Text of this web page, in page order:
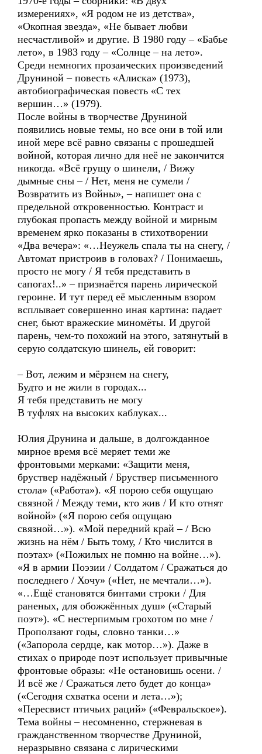
измерениях», «Я родом не из детства»,
«Окопная звезда», «Не бывает любви
несчастливой» и другие. В 1980 году – «Бабье
лето», в 1983 году – «Солнце – на лето».
Среди немногих прозаических произведений
Друниной – повесть «Алиска» (1973),
автобиографическая повесть «С тех
вершин…» (1979).
После войны в творчестве Друниной
появились новые темы, но все они в той или
иной мере всё равно связаны с прошедшей
войной, которая лично для неё не закончится
никогда. «Всё грущу о шинели, / Вижу
дымные сны – / Нет, меня не сумели /
Возвратить из Войны», – напишет она с
предельной откровенностью. Контраст и
глубокая пропасть между войной и мирным
временем ярко показаны в стихотворении
«Два вечера»: «…Неужель спала ты на снегу, /
Автомат пристроив в головах? / Понимаешь,
просто не могу / Я тебя представить в
сапогах!..» – признаётся парень лирической
героине. И тут перед её мысленным взором
всплывает совершенно иная картина: падает
снег, бьют вражеские миномёты. И другой
парень, чем-то похожий на этого, затянутый в
серую солдатскую шинель, ей говорит:
– Вот, лежим и мёрзнем на снегу,
Будто и не жили в городах...
Я тебя представить не могу
В туфлях на высоких каблуках...
Юлия Друнина и дальше, в долгожданное
мирное время всё меряет теми же
фронтовыми мерками: «Защити меня,
бруствер надёжный / Бруствер письменного
стола» («Работа»). «Я порою себя ощущаю
связной / Между теми, кто жив / И кто отнят
войной» («Я порою себя ощущаю
связной…»). «Мой передний край – / Всю
жизнь на нём / Быть тому, / Кто числится в
поэтах» («Пожилых не помню на войне…»).
«Я в армии Поэзии / Солдатом / Сражаться до
последнего / Хочу» («Нет, не мечтали…»).
«…Ещё становятся бинтами строки / Для
раненых, для обожжённых душ» («Старый
поэт»). «С нестерпимым грохотом по мне /
Проползают годы, словно танки…»
(«Запорола сердце, как мотор…»). Даже в
стихах о природе поэт использует привычные
фронтовые образы: «Не остановишь осени. /
И всё же / Сражаться лето будет до конца»
(«Сегодня схватка осени и лета…»);
«Пересвист птичьих раций» («Февральское»).
Тема войны – несомненно, стержневая в
гражданственном творчестве Друниной,
неразрывно связана с лирическими